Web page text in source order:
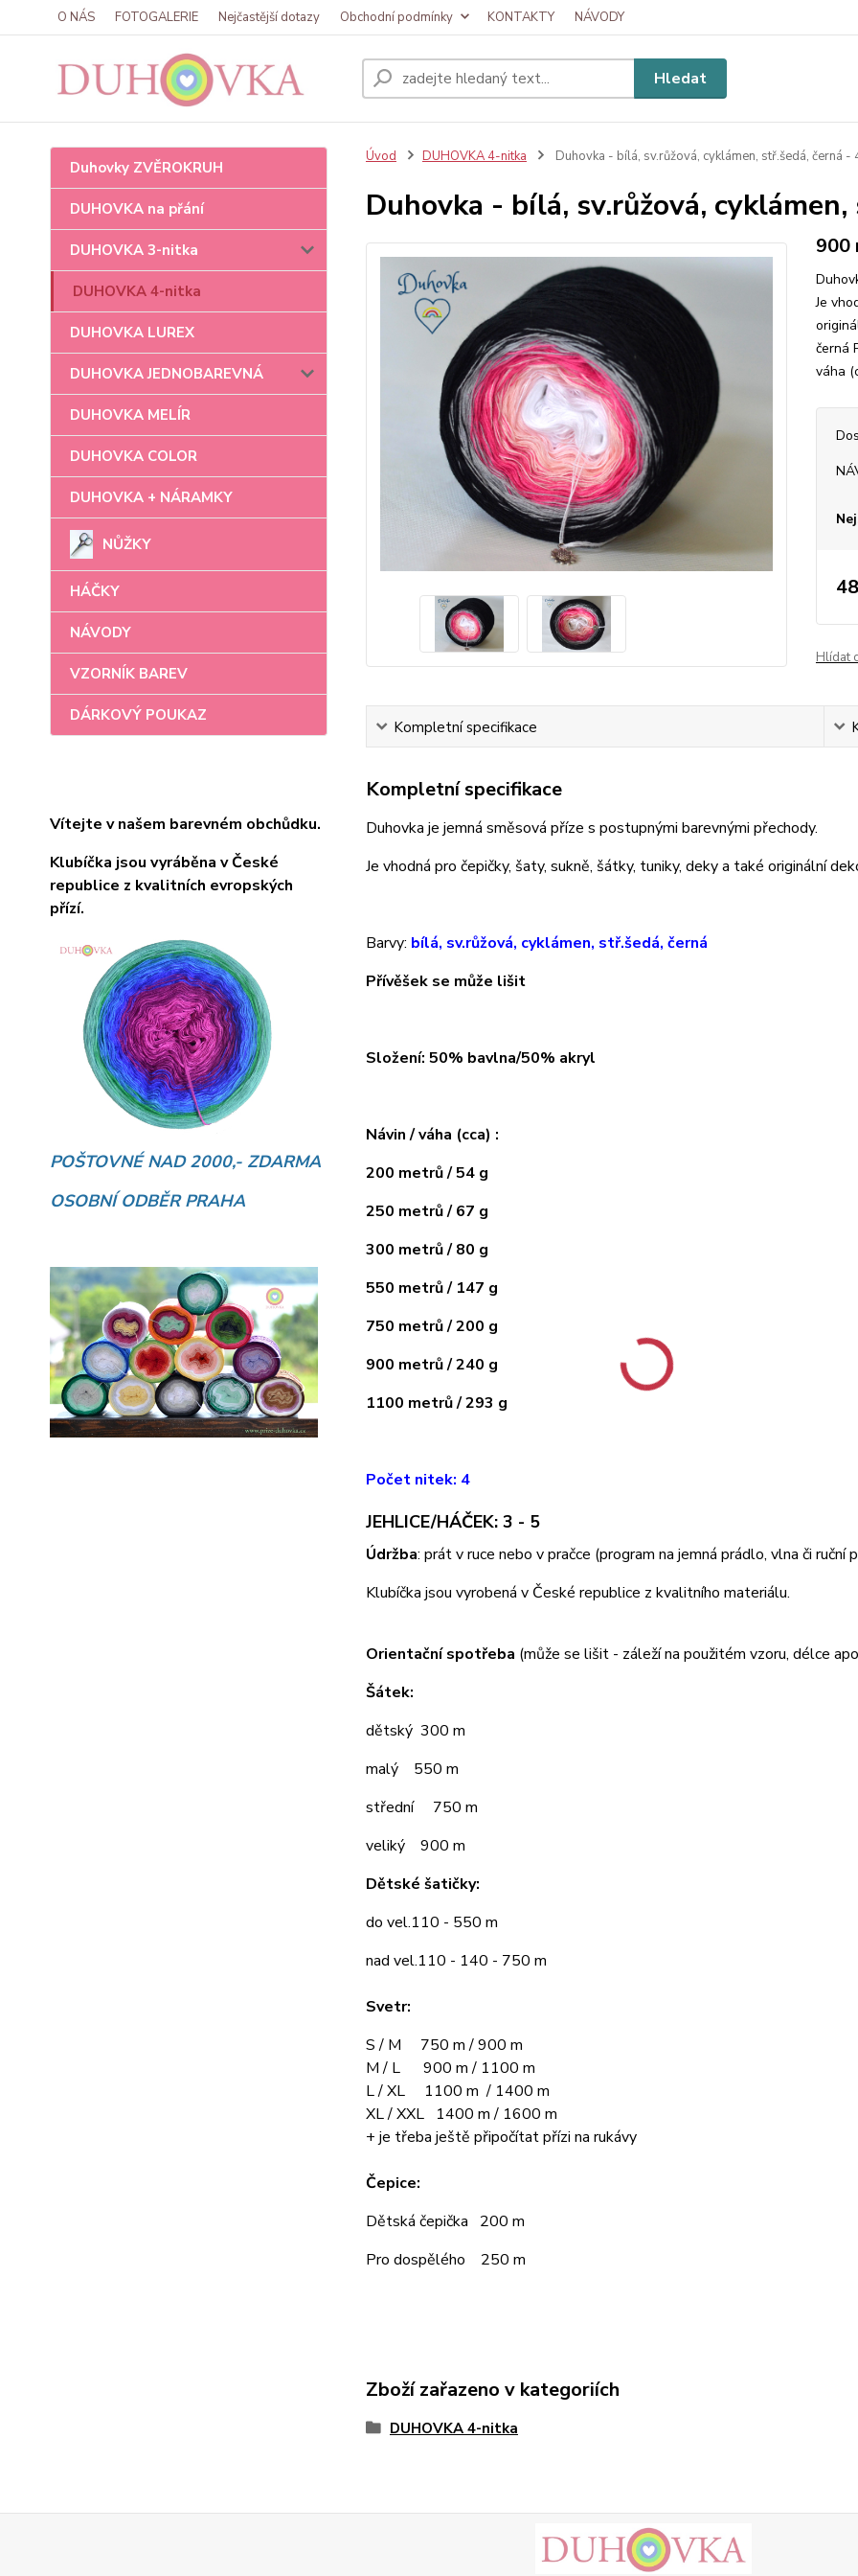
O NÁS FOTOGALERIE Nejčastější dotazy Obchodní podmínky KONTAKTY NÁVODY
Hledat
Duhovky ZVĚROKRUH
DUHOVKA na přání
DUHOVKA 3-nitka
DUHOVKA 4-nitka
DUHOVKA LUREX
DUHOVKA JEDNOBAREVNÁ
DUHOVKA MELÍR
DUHOVKA COLOR
DUHOVKA + NÁRAMKY
NŮŽKY
HÁČKY
NÁVODY
VZORNÍK BAREV
DÁRKOVÝ POUKAZ
Vítejte v našem barevném obchůdku.
Klubíčka jsou vyráběna v České
republice z kvalitních evropských
přízí.
POŠTOVNÉ NAD 2000,- ZDARMA
OSOBNÍ ODBĚR PRAHA
Úvod DUHOVKA 4-nitka Duhovka - bílá, sv.růžová, cyklámen, stř.šedá, černá -
Duhovka - bílá, sv.růžová,
900
Je
černá
váha
Hlídat
Kompletní specifikace
Kompletní specifikace
Duhovka je jemná směsová příze s postupnými barevnými přechody.
Je vhodná pro čepičky, šaty, sukně, šátky, tuniky, deky a také originální
Barvy: bílá, sv.růžová, cyklámen, stř.šedá, černá
Přívěšek se může lišit
Složení: 50% bavlna/50% akryl
Návin / váha (cca) :
200 metrů / 54 g
250 metrů / 67 g
300 metrů / 80 g
550 metrů / 147 g
750 metrů / 200 g
900 metrů / 240 g
1100 metrů / 293 g
Počet nitek: 4
JEHLICE/HÁČEK: 3 - 5
Údržba: prát v ruce nebo v pračce (program na jemná prádlo, vlna či
Klubíčka jsou vyrobená v České republice z kvalitního materiálu.
Orientační spotřeba (může se lišit - záleží na použitém vzoru, délce
Šátek:
dětský 300 m
malý 550 m
střední 750 m
veliký 900 m
Dětské šatičky:
do vel.110 - 550 m
nad vel.110 - 140 - 750 m
Svetr:
S / M 750 m / 900 m
M / L 900 m / 1100 m
L / XL 1100 m / 1400 m
XL / XXL 1400 m / 1600 m
+ je třeba ještě připočítat přízi na rukávy
Čepice:
Dětská čepička 200 m
Pro dospělého 250 m
Zboží zařazeno v kategoriích
DUHOVKA 4-nitka